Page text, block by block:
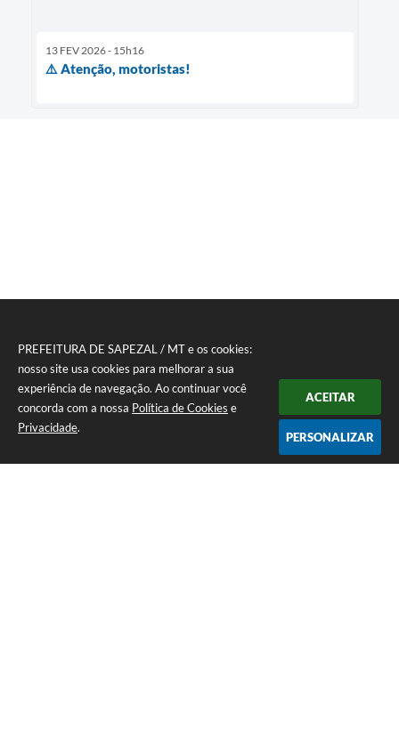
PREFEITURA DE SAPEZAL / MT e os cookies:
nosso site usa cookies para melhorar a sua
experiência de navegação. Ao continuar você
concorda com a nossa Política de Cookies e
Privacidade.
ACEITAR
PERSONALIZAR
13 FEV 2026 - 15h16
⚠️ Atenção, motoristas!